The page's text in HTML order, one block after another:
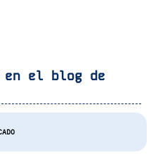
en el blog de